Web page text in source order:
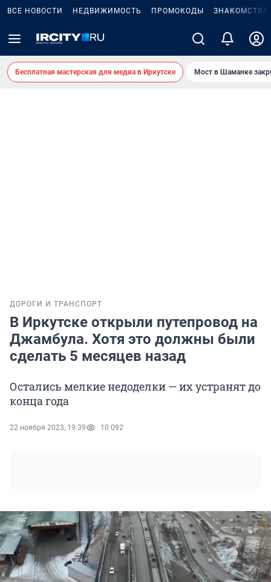
ВСЕ НОВОСТИ НЕДВИЖИМОСТЬ ПРОМОКОДЫ ЗНАКОМСТВА
Бесплатная мастерская для медиа в Иркутске Мост в Шаманке
ДОРОГИ И ТРАНСПОРТ
В Иркутске открыли путепровод на
Джамбула. Хотя это должны были
сделать 5 месяцев назад
Остались мелкие недоделки — их устранят до
конца года
22 ноября 2023, 19:39 10 092